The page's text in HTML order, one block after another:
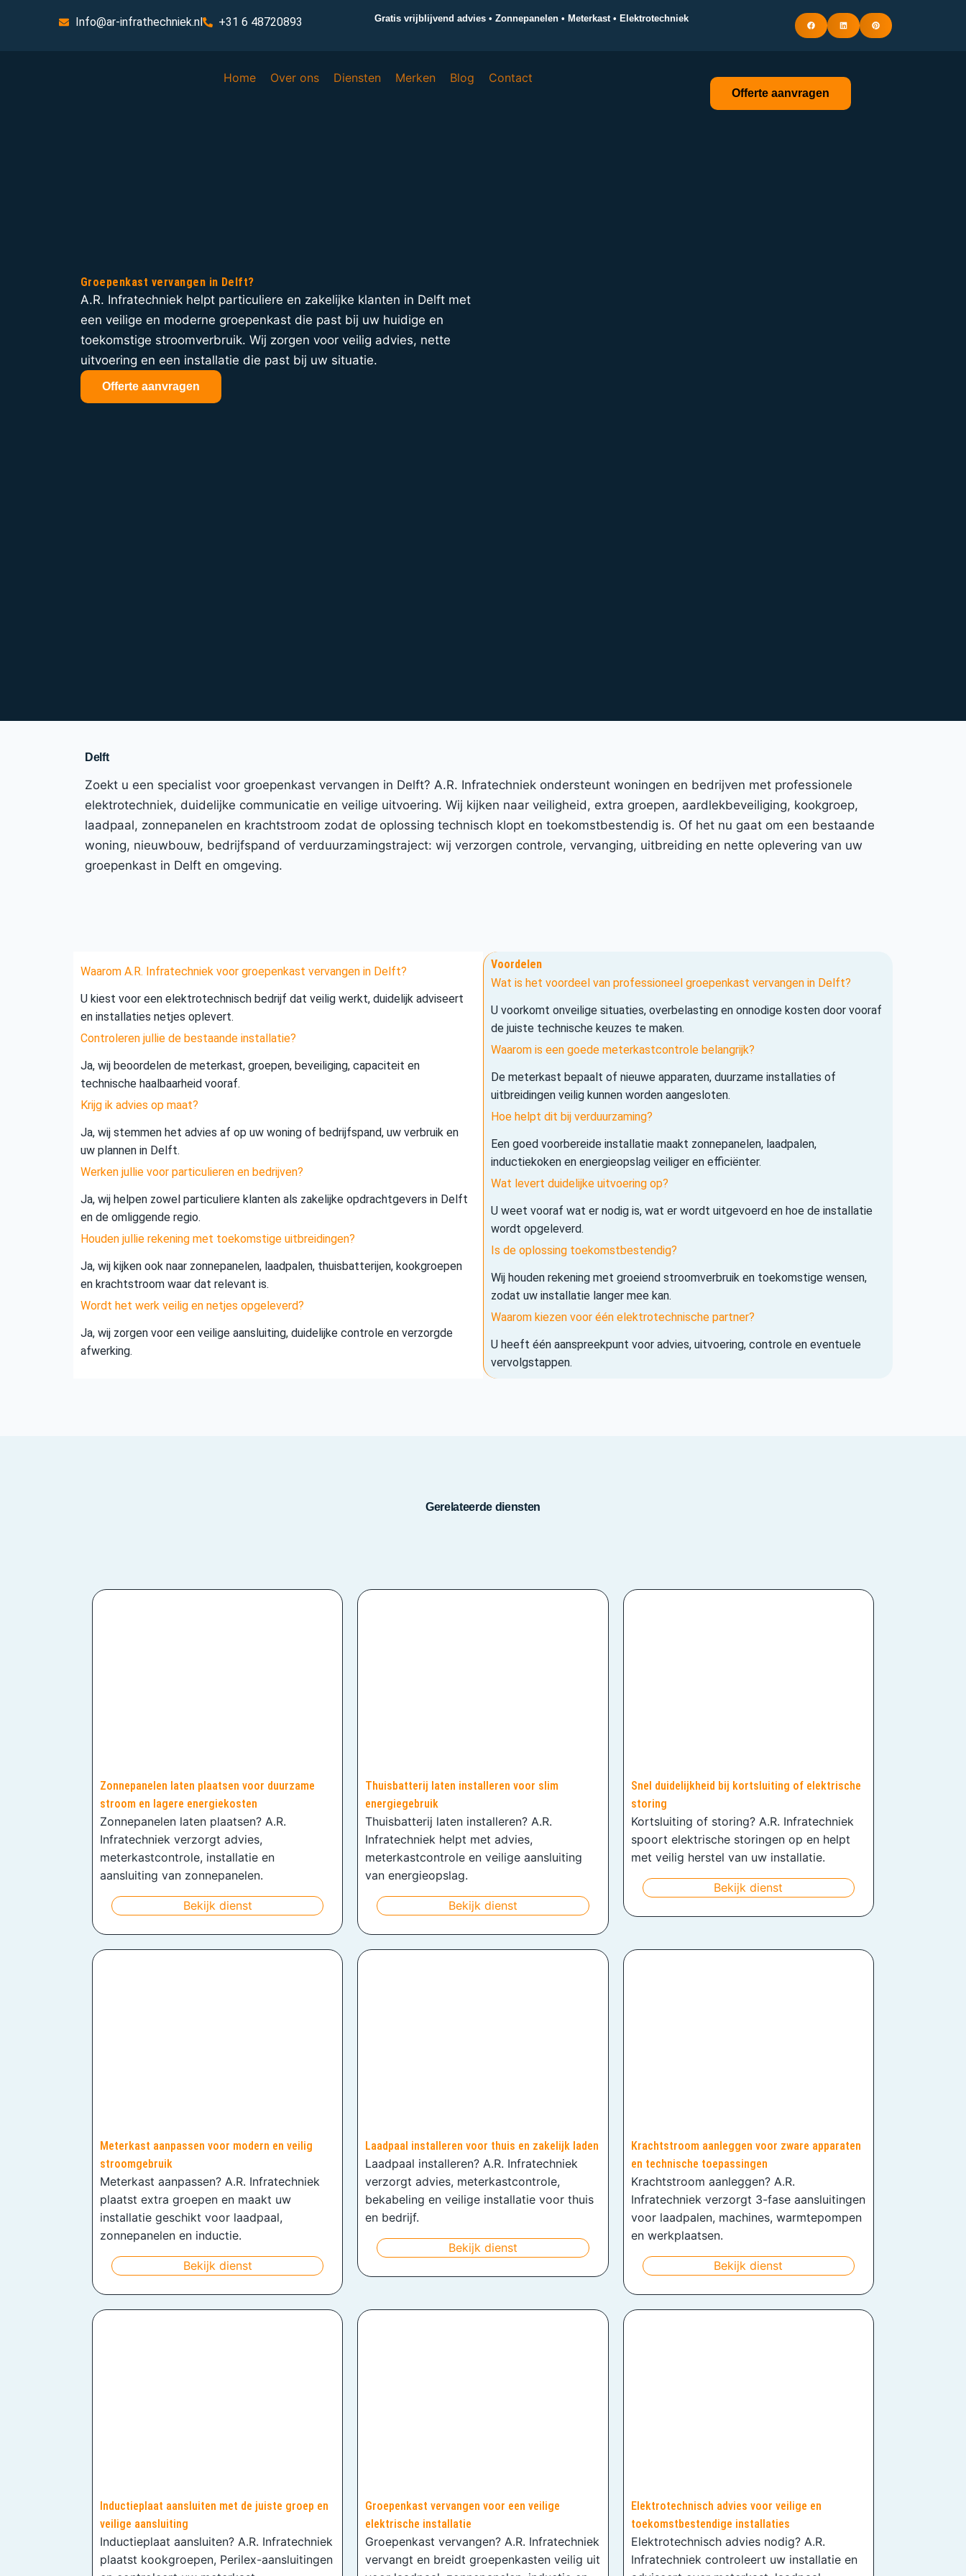
Info@ar-infrathechniek.nl +31 6 48720893 Gratis vrijblijvend advies • Zonnepanelen • Meterkast • Elektrotechniek
Home Over ons Diensten Merken Blog Contact
Offerte aanvragen
Groepenkast vervangen in Delft?
A.R. Infratechniek helpt particuliere en zakelijke klanten in Delft met
een veilige en moderne groepenkast die past bij uw huidige en
toekomstige stroomverbruik. Wij zorgen voor veilig advies, nette
uitvoering en een installatie die past bij uw situatie.
Offerte aanvragen
Delft
Zoekt u een specialist voor groepenkast vervangen in Delft? A.R. Infratechniek ondersteunt woningen en bedrijven met professionele
elektrotechniek, duidelijke communicatie en veilige uitvoering. Wij kijken naar veiligheid, extra groepen, aardlekbeveiliging, kookgroep,
laadpaal, zonnepanelen en krachtstroom zodat de oplossing technisch klopt en toekomstbestendig is. Of het nu gaat om een bestaande
woning, nieuwbouw, bedrijfspand of verduurzamingstraject: wij verzorgen controle, vervanging, uitbreiding en nette oplevering van uw
groepenkast in Delft en omgeving.
Waarom A.R. Infratechniek voor groepenkast vervangen in Delft?
U kiest voor een elektrotechnisch bedrijf dat veilig werkt, duidelijk adviseert
en installaties netjes oplevert.
Controleren jullie de bestaande installatie?
Ja, wij beoordelen de meterkast, groepen, beveiliging, capaciteit en
technische haalbaarheid vooraf.
Krijg ik advies op maat?
Ja, wij stemmen het advies af op uw woning of bedrijfspand, uw verbruik en
uw plannen in Delft.
Werken jullie voor particulieren en bedrijven?
Ja, wij helpen zowel particuliere klanten als zakelijke opdrachtgevers in Delft
en de omliggende regio.
Houden jullie rekening met toekomstige uitbreidingen?
Ja, wij kijken ook naar zonnepanelen, laadpalen, thuisbatterijen, kookgroepen
en krachtstroom waar dat relevant is.
Wordt het werk veilig en netjes opgeleverd?
Ja, wij zorgen voor een veilige aansluiting, duidelijke controle en verzorgde
afwerking.
Voordelen
Wat is het voordeel van professioneel groepenkast vervangen in Delft?
U voorkomt onveilige situaties, overbelasting en onnodige kosten door vooraf
de juiste technische keuzes te maken.
Waarom is een goede meterkastcontrole belangrijk?
De meterkast bepaalt of nieuwe apparaten, duurzame installaties of
uitbreidingen veilig kunnen worden aangesloten.
Hoe helpt dit bij verduurzaming?
Een goed voorbereide installatie maakt zonnepanelen, laadpalen,
inductiekoken en energieopslag veiliger en efficiënter.
Wat levert duidelijke uitvoering op?
U weet vooraf wat er nodig is, wat er wordt uitgevoerd en hoe de installatie
wordt opgeleverd.
Is de oplossing toekomstbestendig?
Wij houden rekening met groeiend stroomverbruik en toekomstige wensen,
zodat uw installatie langer mee kan.
Waarom kiezen voor één elektrotechnische partner?
U heeft één aanspreekpunt voor advies, uitvoering, controle en eventuele
vervolgstappen.
Gerelateerde diensten
Zonnepanelen laten plaatsen voor duurzame
stroom en lagere energiekosten
Zonnepanelen laten plaatsen? A.R.
Infratechniek verzorgt advies,
meterkastcontrole, installatie en
aansluiting van zonnepanelen.
Bekijk dienst
Thuisbatterij laten installeren voor slim
energiegebruik
Thuisbatterij laten installeren? A.R.
Infratechniek helpt met advies,
meterkastcontrole en veilige aansluiting
van energieopslag.
Bekijk dienst
Snel duidelijkheid bij kortsluiting of elektrische
storing
Kortsluiting of storing? A.R. Infratechniek
spoort elektrische storingen op en helpt
met veilig herstel van uw installatie.
Bekijk dienst
Meterkast aanpassen voor modern en veilig
stroomgebruik
Meterkast aanpassen? A.R. Infratechniek
plaatst extra groepen en maakt uw
installatie geschikt voor laadpaal,
zonnepanelen en inductie.
Bekijk dienst
Laadpaal installeren voor thuis en zakelijk laden
Laadpaal installeren? A.R. Infratechniek
verzorgt advies, meterkastcontrole,
bekabeling en veilige installatie voor thuis
en bedrijf.
Bekijk dienst
Krachtstroom aanleggen voor zware apparaten
en technische toepassingen
Krachtstroom aanleggen? A.R.
Infratechniek verzorgt 3-fase aansluitingen
voor laadpalen, machines, warmtepompen
en werkplaatsen.
Bekijk dienst
Inductieplaat aansluiten met de juiste groep en
veilige aansluiting
Inductieplaat aansluiten? A.R. Infratechniek
plaatst kookgroepen, Perilex-aansluitingen
Groepenkast vervangen voor een veilige
elektrische installatie
Groepenkast vervangen? A.R. Infratechniek
vervangt en breidt groepenkasten veilig uit
Elektrotechnisch advies voor veilige en
toekomstbestendige installaties
Elektrotechnisch advies nodig? A.R.
Infratechniek controleert uw installatie en